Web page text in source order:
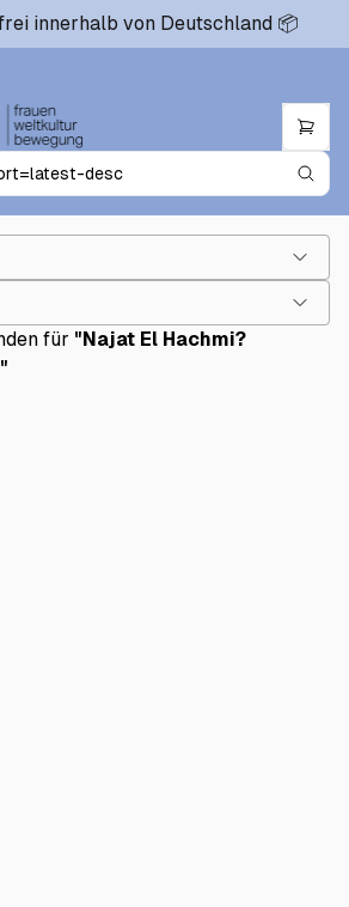
innerhalb von Deutschland 📦
für "Najat El Hachmi?
"